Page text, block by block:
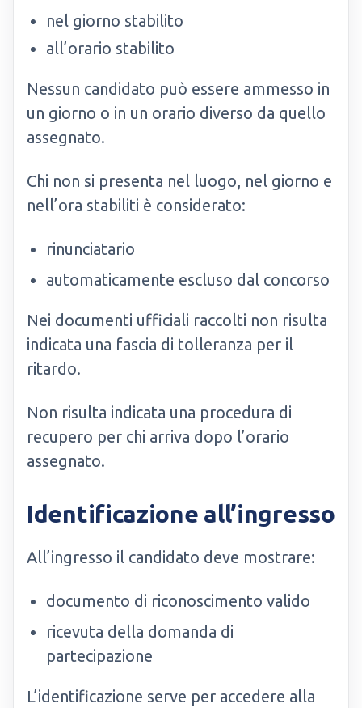
nel giorno stabilito
all’orario stabilito
Nessun candidato può essere ammesso in
un giorno o in un orario diverso da quello
assegnato.
Chi non si presenta nel luogo, nel giorno e
nell’ora stabiliti è considerato:
rinunciatario
automaticamente escluso dal concorso
Nei documenti ufficiali raccolti non risulta
indicata una fascia di tolleranza per il
ritardo.
Non risulta indicata una procedura di
recupero per chi arriva dopo l’orario
assegnato.
Identificazione all’ingresso
All’ingresso il candidato deve mostrare:
documento di riconoscimento valido
ricevuta della domanda di
partecipazione
L’identificazione serve per accedere alla